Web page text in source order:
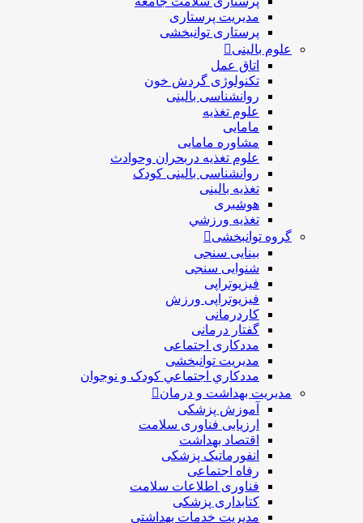
مدیریت پرستاری
پرستاری توانبخشی
علوم بالینی
اتاق عمل
تکنولوژی گردش خون
روانشناسی بالینی
علوم تغذیه
مامایی
مشاوره مامایی
علوم تغذیه دربحران وحوادث
روانشناسی بالینی کودک
تغذیه بالینی
هوشبری
تغذيه ورزشي
گروه توانبخشی
بینایی سنجی
شنوایی سنجی
فیزیوتراپی
فیزیوتراپی ورزش
کاردرمانی
گفتار درمانی
مددکاری اجتماعی
مديريت توانبخشی
مددکاري اجتماعي کودک و نوجوان
مدیریت بهداشت و درمان
آموزش پزشکی
ارزیابی فناوری سلامت
اقتصاد بهداشت
انفورماتیک پزشکی
رفاه اجتماعی
فناوری اطلاعات سلامت
کتابداری پزشکی
مديريت خدمات بهداشتی